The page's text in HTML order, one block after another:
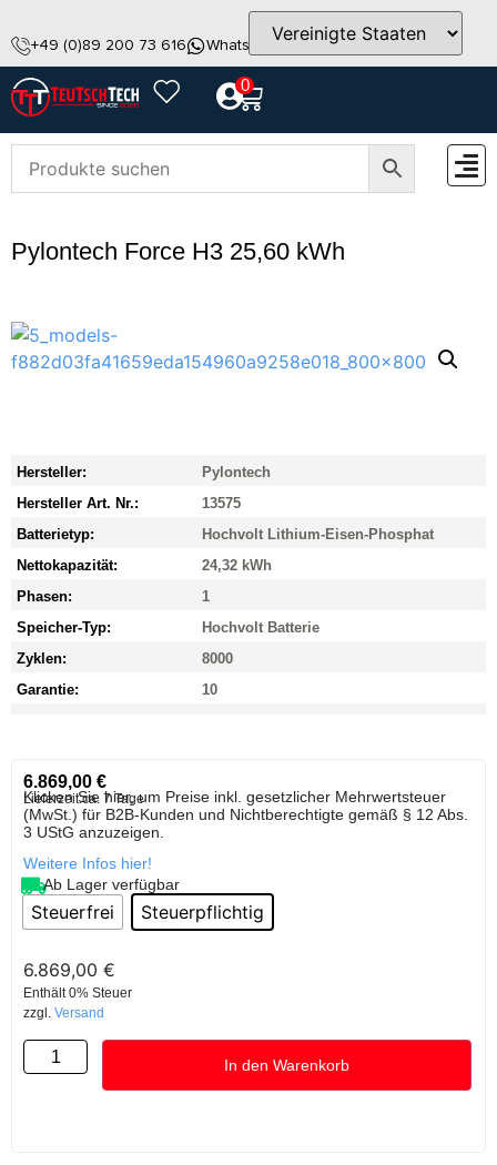
+49 (0)89 200 73 616 WhatsApp info@teutschtech.com
0
Pylontech Force H3 25,60 kWh
Hersteller:
Pylontech
Hersteller Art. Nr.:
13575
Batterietyp:
Hochvolt Lithium-Eisen-Phosphat
Nettokapazität:
24,32 kWh
Phasen:
1
Speicher-Typ:
Hochvolt Batterie
Zyklen:
8000
Garantie:
10
6.869,00 €
Lieferzeit:ca. 7 Tage
Klicken Sie hier, um Preise inkl. gesetzlicher Mehrwertsteuer
(MwSt.) für B2B-Kunden und Nichtberechtigte gemäß § 12 Abs.
3 UStG anzuzeigen.
Weitere Infos hier!
Ab Lager verfügbar
Steuerfrei Steuerpflichtig
6.869,00 €
Enthält 0% Steuer
zzgl. Versand
In den Warenkorb